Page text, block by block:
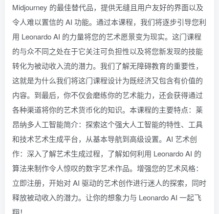
Midjourney 的最佳替代品，提供无缝且用户友好的界面以及
令人难以置信的 AI 功能。通过本课程，我们将逐步引导您利
用 Leonardo AI 的力量将您的艺术愿景变为现实。这门课程
的与众不同之处在于它关注可负担性以及将您新发现的技能
转化为被动收入流的潜力。我们了解无障碍教育的重要性，
这就是为什么我们将这门课程设计为既经济又包含有价值的
内容。到最后，你不仅会磨练你的艺术能力，还会获得通过
各种渠道将你的艺术货币化的知识。本课程的主要特点：莱
昂纳多人工智能简介：探索这个强大人工智能的特性、工具
和技术艺术生成平台，从基本导航到高级设置。AI 艺术创
作：深入了解艺术生成过程，了解如何利用 Leonardo AI 的
算法来制作令人惊叹的数字艺术作品。增强您的艺术风格：
立即注册，开始对 AI 驱动的艺术创作进行迷人的探索，同时
释放被动收入的潜力。让你的想象力与 Leonardo AI 一起飞
翔！